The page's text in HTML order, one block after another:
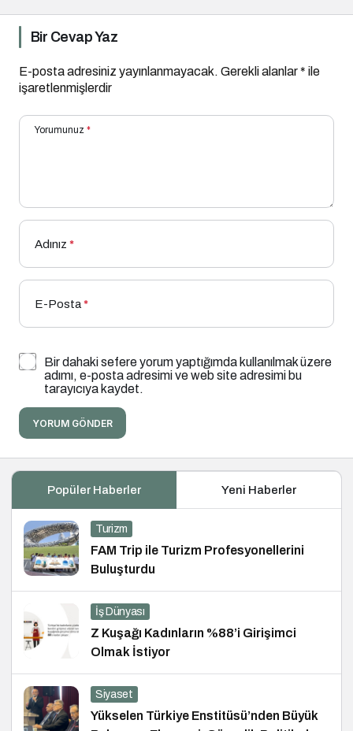
Bir Cevap Yaz
E-posta adresiniz yayınlanmayacak. Gerekli alanlar* ile
işaretlenmişlerdir
Yorumunuz *
Adınız *
E-Posta*
Bir dahaki sefere yorum yaptığımda kullanılmak üzere
adımı, e-posta adresimi ve web site adresimi bu
tarayıcıya kaydet.
YORUM GÖNDER
Popüler Haberler Yeni Haberler
Turizm
FAM Trip ile Turizm Profesyonellerini
Buluşturdu
İş Dünyası
Z Kuşağı Kadınların %88’i Girişimci
Olmak İstiyor
Siyaset
Yükselen Türkiye Enstitüsü’nden Büyük